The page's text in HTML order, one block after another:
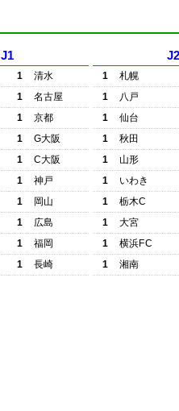
J1
1
清水
1
名古屋
1
京都
1
G大阪
1
C大阪
1
神戸
1
岡山
1
広島
1
福岡
1 長崎
1
札幌
1
八戸
1
仙台
1
秋田
1
山形
1
いわき
1
栃木C
1
大宮
1
横浜FC
1
湘南